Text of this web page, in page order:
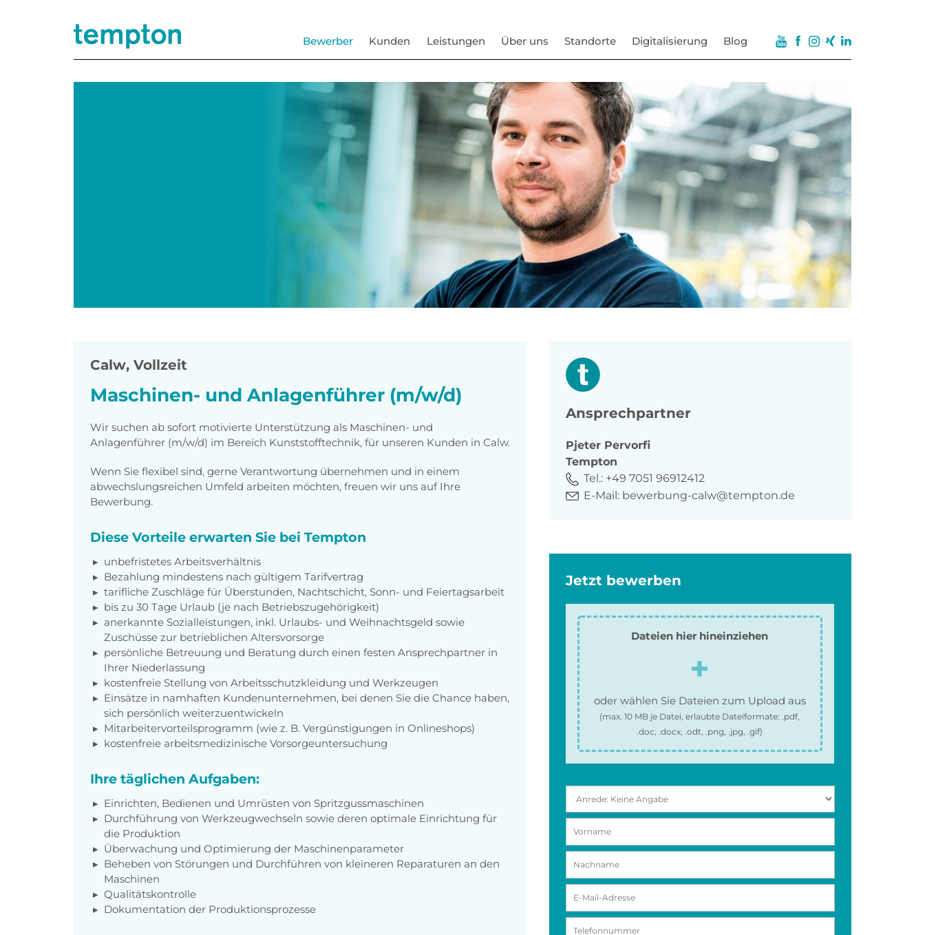
Bewerber Kunden Leistungen Über uns Standorte Digitalisierung Blog
Calw, Vollzeit
Maschinen- und Anlagenführer (m/w/d)
Wir suchen ab sofort motivierte Unterstützung als Maschinen- und
Anlagenführer (m/w/d) im Bereich Kunststofftechnik, für unseren Kunden in Calw.
Wenn Sie flexibel sind, gerne Verantwortung übernehmen und in einem
abwechslungsreichen Umfeld arbeiten möchten, freuen wir uns auf Ihre
Bewerbung.
Diese Vorteile erwarten Sie bei Tempton
unbefristetes Arbeitsverhältnis
Bezahlung mindestens nach gültigem Tarifvertrag
tarifliche Zuschläge für Überstunden, Nachtschicht, Sonn- und Feiertagsarbeit
bis zu 30 Tage Urlaub (je nach Betriebszugehörigkeit)
anerkannte Sozialleistungen, inkl. Urlaubs- und Weihnachtsgeld sowie
Zuschüsse zur betrieblichen Altersvorsorge
persönliche Betreuung und Beratung durch einen festen Ansprechpartner in
Ihrer Niederlassung
kostenfreie Stellung von Arbeitsschutzkleidung und Werkzeugen
Einsätze in namhaften Kundenunternehmen, bei denen Sie die Chance haben,
sich persönlich weiterzuentwickeln
Mitarbeitervorteilsprogramm (wie z. B. Vergünstigungen in Onlineshops)
kostenfreie arbeitsmedizinische Vorsorgeuntersuchung
Ihre täglichen Aufgaben:
Einrichten, Bedienen und Umrüsten von Spritzgussmaschinen
Durchführung von Werkzeugwechseln sowie deren optimale Einrichtung für
die Produktion
Überwachung und Optimierung der Maschinenparameter
Beheben von Störungen und Durchführen von kleineren Reparaturen an den
Maschinen
Qualitätskontrolle
Dokumentation der Produktionsprozesse
Ansprechpartner
Pjeter Pervorfi
Tempton
Tel.: +49 7051 96912412
E-Mail: bewerbung-calw@tempton.de
Jetzt bewerben
Dateien hier hineinziehen
oder wählen Sie Dateien zum Upload aus
(max.10 MB je Datei, erlaubte Dateiformate:.pdf,
.doc, .docx, .odt, .png, .jpg, .gif)